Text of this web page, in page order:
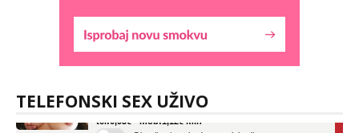
TELEFONSKI SEX UŽIVO
Tel:064/677-677 - Kod: #69
Obavijesti me kada se oslobodi